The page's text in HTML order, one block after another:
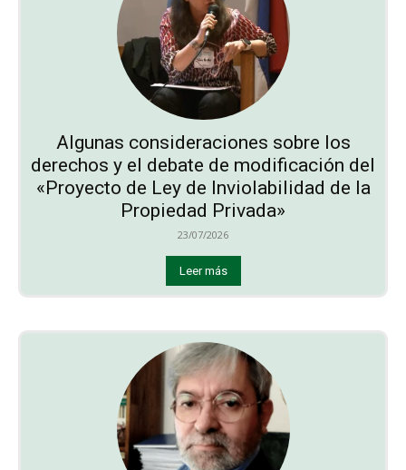
Algunas consideraciones sobre los
derechos y el debate de modificación del
«Proyecto de Ley de Inviolabilidad de la
Propiedad Privada»
23/07/2026
Leer más